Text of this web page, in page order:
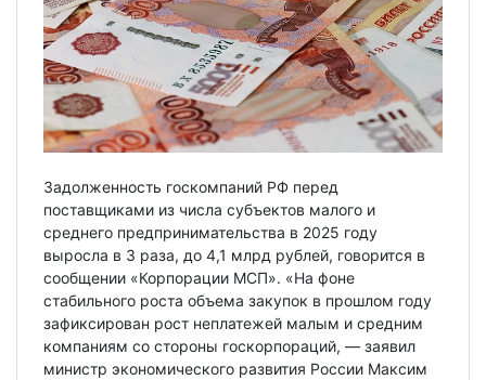
Задолженность госкомпаний РФ перед
поставщиками из числа субъектов малого и
среднего предпринимательства в 2025 году
выросла в 3 раза, до 4,1 млрд рублей, говорится в
сообщении «Корпорации МСП». «На фоне
стабильного роста объема закупок в прошлом году
зафиксирован рост неплатежей малым и средним
компаниям со стороны госкорпораций, — заявил
министр экономического развития России Максим